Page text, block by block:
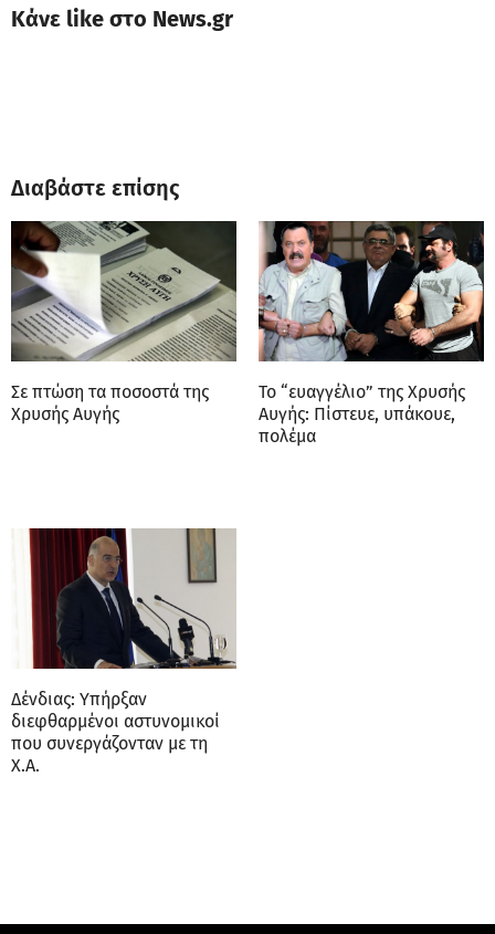
Κάνε like στο News.gr
Διαβάστε επίσης
Σε πτώση τα ποσοστά της
Χρυσής Αυγής
Το “ευαγγέλιο” της Χρυσής
Αυγής: Πίστευε, υπάκουε,
πολέμα
Δένδιας: Υπήρξαν
διεφθαρμένοι αστυνομικοί
που συνεργάζονταν με τη
Χ.Α.